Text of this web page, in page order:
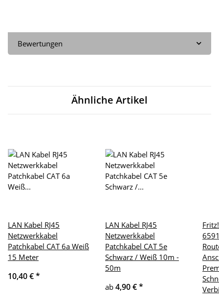
Bewertungen
Ähnliche Artikel
LAN Kabel RJ45
Netzwerkkabel
Patchkabel CAT 6a Weiß
15 Meter
10,40 €*
LAN Kabel RJ45
Netzwerkkabel
Patchkabel CAT 5e
Schwarz / Weiß 10m -
50m
ab 4,90 €*